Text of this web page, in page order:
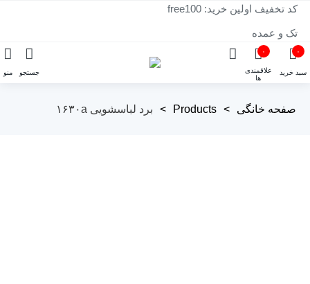
کد تخفیف اولین خرید: free100
تک و عمده
۰
سبد خرید
۰
علاقمندی
ها
منو جستجو
صفحه خانگی >
Products
> برد لباسشویی ۱۶۳۰a